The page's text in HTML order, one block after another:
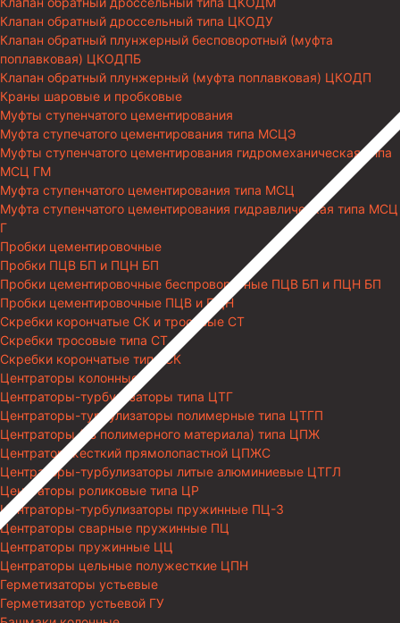
Клапан обратный дроссельный типа ЦКОДУ
Клапан обратный плунжерный бесповоротный (муфта
поплавковая) ЦКОДПБ
Клапан обратный плунжерный (муфта поплавковая) ЦКОДП
Краны шаровые и пробковые
Муфты ступенчатого цементирования
Муфта ступечатого цементирования типа МСЦЭ
Муфты ступенчатого цементирования гидромеханическая типа
МСЦ ГМ
Муфта ступенчатого цементирования типа МСЦ
Муфта ступенчатого цементирования гидравлическая типа МСЦ
Г
Пробки цементировочные
Пробки ПЦВ БП и ПЦН БП
Пробки цементировочные беспроворотные ПЦВ БП и ПЦН БП
Пробки цементировочные ПЦВ и ПЦН
Скребки корончатые СК и тросовые СТ
Скребки тросовые типа СТ
Скребки корончатые типа СК
Центраторы колонные
Центраторы-турбулизаторы типа ЦТГ
Центраторы-турбулизаторы полимерные типа ЦТГП
Центраторы (из полимерного материала) типа ЦПЖ
Центратор жесткий прямолопастной ЦПЖС
Центраторы-турбулизаторы литые алюминиевые ЦТГЛ
Центраторы роликовые типа ЦР
Центраторы-турбулизаторы пружинные ПЦ-3
Центраторы сварные пружинные ПЦ
Центраторы пружинные ЦЦ
Центраторы цельные полужесткие ЦПН
Герметизаторы устьевые
Герметизатор устьевой ГУ